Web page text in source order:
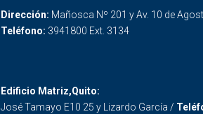
Dirección: Mañosca Nº 201 y Av. 10 de
Teléfono: 3941800 Ext. 3134
Edificio Matriz,Quito:
José Tamayo E10 25 y Lizardo García /